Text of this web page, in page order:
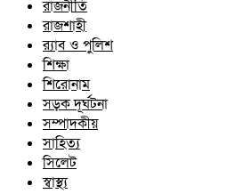
রাজনীতি
রাজশাহী
র‍্যাব ও পুলিশ
শিক্ষা
শিরোনাম
সড়ক দূর্ঘটনা
সম্পাদকীয়
সাহিত্য
সিলেট
স্বাস্থ্য